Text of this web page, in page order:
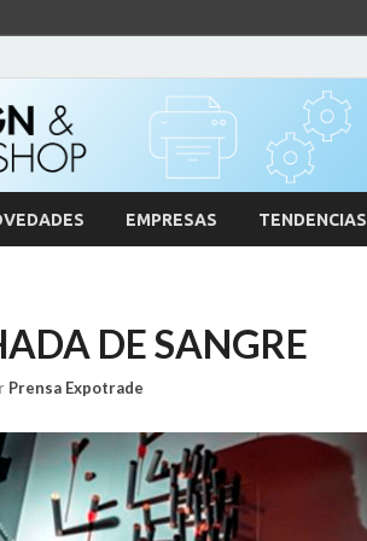
EMPRESAS TENDENCIAS
DE SANGRE
Prensa Expotrade